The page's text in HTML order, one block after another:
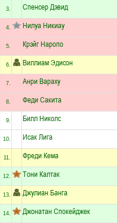
3. Спенсер Дэвид
4. Нилуа Никиау
5. Крэйг Наропо
6. Виллиам Эдисон
7. Анри Вараху
8. Феди Сакита
9. Билл Николс
10. Исак Лига
11. Фреди Кема
12. Тони Калтак
13. Джулиан Банга
14. Джонатан Спокейджек